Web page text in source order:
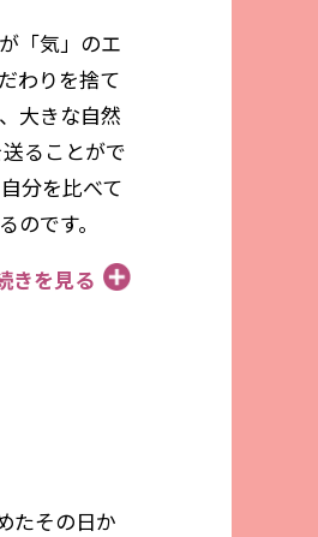
「気」のエ
わりを捨て
大きな自然
ることがで
分を比べて
のです。
きを見る
たその日か